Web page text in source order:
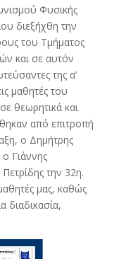
Φυσικής
διεξήχθη την
του Τμήματος
και σε αυτόν
της α’
μαθητές του
θεωρητικά και
από επιτροπή
ο Δημήτρης
Γιάννης
την 32η.
μας, καθώς
διαδικασία,